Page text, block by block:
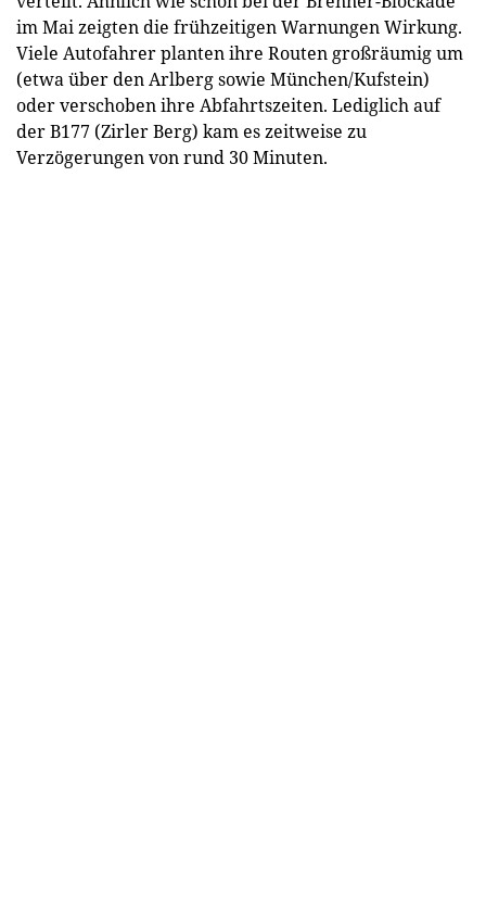
im Mai zeigten die frühzeitigen Warnungen Wirkung.
Viele Autofahrer planten ihre Routen großräumig um
(etwa über den Arlberg sowie München/Kufstein)
oder verschoben ihre Abfahrtszeiten. Lediglich auf
der B177 (Zirler Berg) kam es zeitweise zu
Verzögerungen von rund 30 Minuten.